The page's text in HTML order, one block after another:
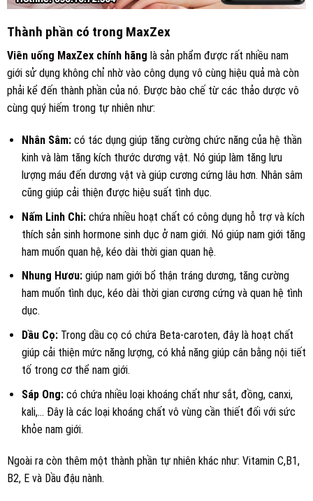
Thành phần có trong MaxZex
Viên uống MaxZex chính hãng là sản phẩm được rất nhiều nam
giới sử dụng không chỉ nhờ vào công dụng vô cùng hiệu quả mà còn
phải kể đến thành phần của nó. Được bào chế từ các thảo dược vô
cùng quý hiếm trong tự nhiên như:
Nhân Sâm: có tác dụng giúp tăng cường chức năng của hệ thần
kinh và làm tăng kích thước dương vật. Nó giúp làm tăng lưu
lượng máu đến dương vật và giúp cương cứng lâu hơn. Nhân sâm
cũng giúp cải thiện được hiệu suất tình dục.
Nấm Linh Chi: chứa nhiều hoạt chất có công dụng hỗ trợ và kích
thích sản sinh hormone sinh dục ở nam giới. Nó giúp nam giới tăng
ham muốn quan hệ, kéo dài thời gian quan hệ.
Nhung Hươu: giúp nam giới bổ thận tráng dương, tăng cường
ham muốn tình dục, kéo dài thời gian cương cứng và quan hệ tình
dục.
Dầu Cọ: Trong dầu cọ có chứa Beta-caroten, đây là hoạt chất
giúp cải thiện mức năng lượng, có khả năng giúp cân bằng nội tiết
tố trong cơ thể nam giới.
Sáp Ong: có chứa nhiều loại khoáng chất như sắt, đồng, canxi,
kali,… Đây là các loại khoáng chất vô vùng cần thiết đối với sức
khỏe nam giới.
Ngoài ra còn thêm một thành phần tự nhiên khác như: Vitamin C,B1,
B2, E và Dầu đậu nành.